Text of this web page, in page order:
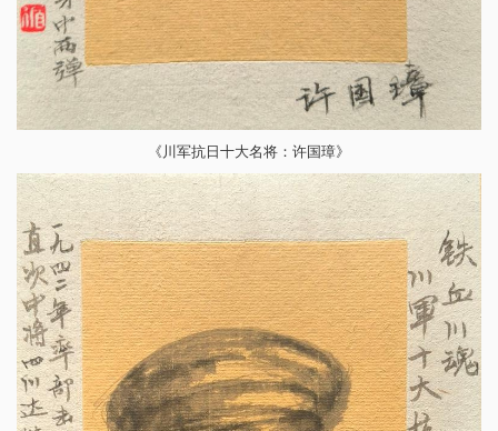
《川军抗日十大名将：许国璋》